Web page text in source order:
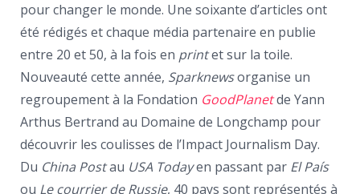
pour changer le monde. Une soixante d’articles ont
été rédigés et chaque média partenaire en publie
entre 20 et 50, à la fois en printet sur la toile.
Nouveauté cette année, Sparknewsorganise un
regroupement à la Fondation GoodPlanetde Yann
Arthus Bertrand au Domaine de Longchamp pour
découvrir les coulisses de l’Impact Journalism Day.
Du China Postau USA Todayen passant par El País
ou Le courrier de Russie, 40 pays sont représentés à